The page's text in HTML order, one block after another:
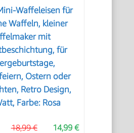
Waffeleisen für
Waffeln, kleiner
mit
für
Ostern oder
Retro Design,
Farbe: Rosa
14,99 €
18,99 €